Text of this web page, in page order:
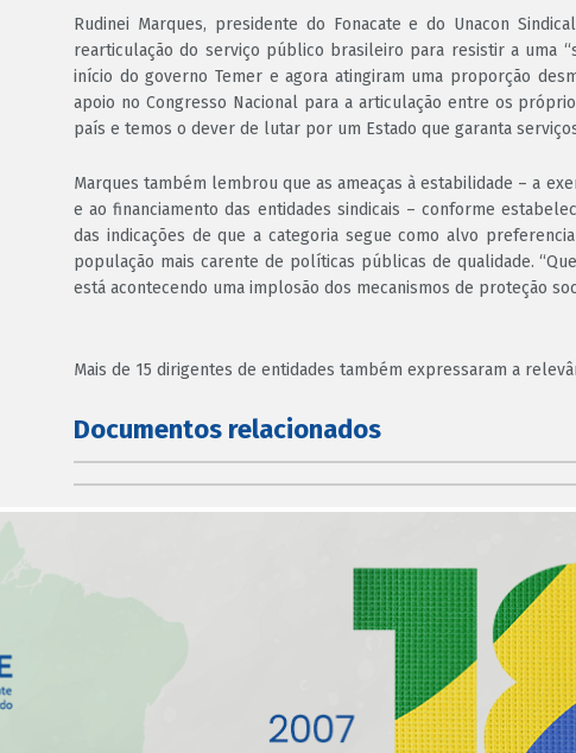
Rudinei Marques, presidente do Fonacate e do Unacon
rearticulação do serviço público brasileiro para resistir a uma
início do governo Temer e agora atingiram uma proporção
apoio no Congresso Nacional para a articulação entre os
país e temos o dever de lutar por um Estado que garanta
Marques também lembrou que as ameaças à estabilidade – a
e ao financiamento das entidades sindicais – conforme
das indicações de que a categoria segue como alvo
população mais carente de políticas públicas de qualidade.
está acontecendo uma implosão dos mecanismos de proteção
Mais de 15 dirigentes de entidades também expressaram a
Documentos relacionados